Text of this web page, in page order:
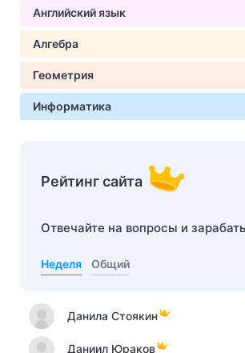
Английский язык
Алгебра
Геометрия
Информатика
Рейтинг сайта
Отвечайте на вопросы и
Неделя Общий
Данила Стоякин
Даниил Юраков